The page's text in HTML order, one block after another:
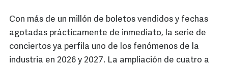
Con más de un millón de boletos vendidos y fechas
agotadas prácticamente de inmediato, la serie de
conciertos ya perfila uno de los fenómenos de la
industria en 2026 y 2027. La ampliación de cuatro a